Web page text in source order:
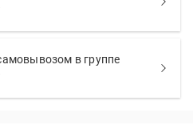
в группе